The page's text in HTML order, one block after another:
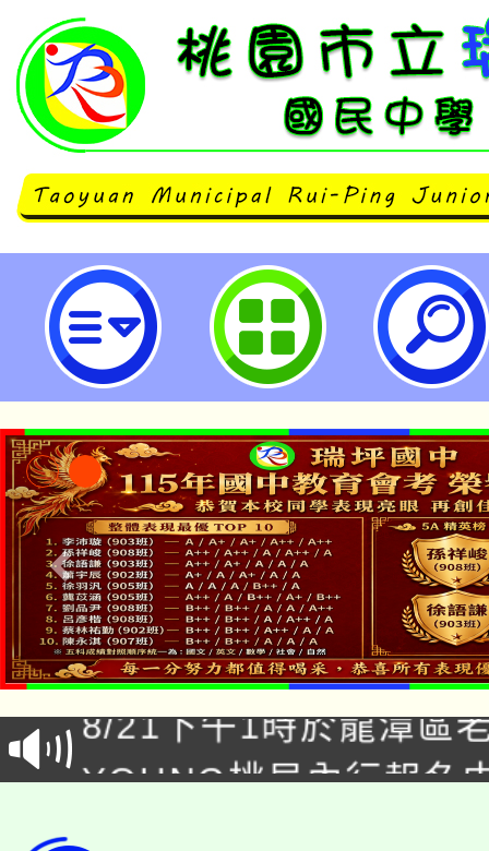
楊梅國小辦理「桃園市112年度加
家長特教知能研習」，請鼓勵所屬
師助理員踴躍報名參加。-桃園市
「本色祭」8/29、30在
場熱烈登場!
8/21下午1時於龍潭區
徵才活動。
YOUNG桃局內行報名